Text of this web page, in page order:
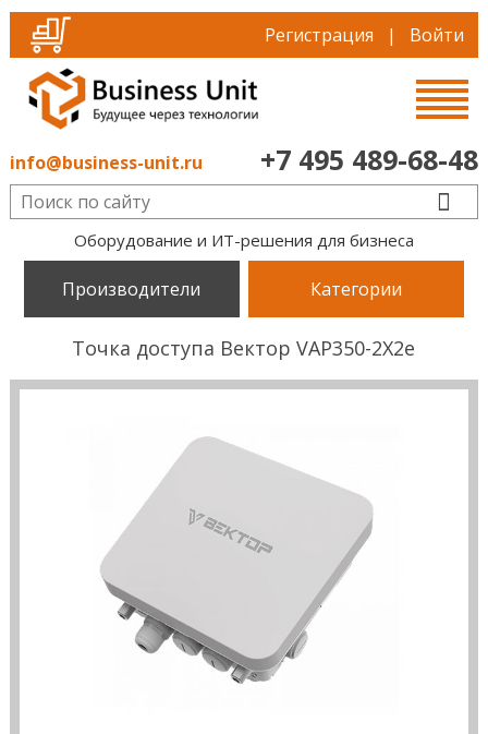
Регистрация | Войти
info@business-unit.ru +7 495 489-68-48
Оборудование и ИТ-решения для бизнеса
Производители Категории
Точка доступа Вектор VAP350-2X2e